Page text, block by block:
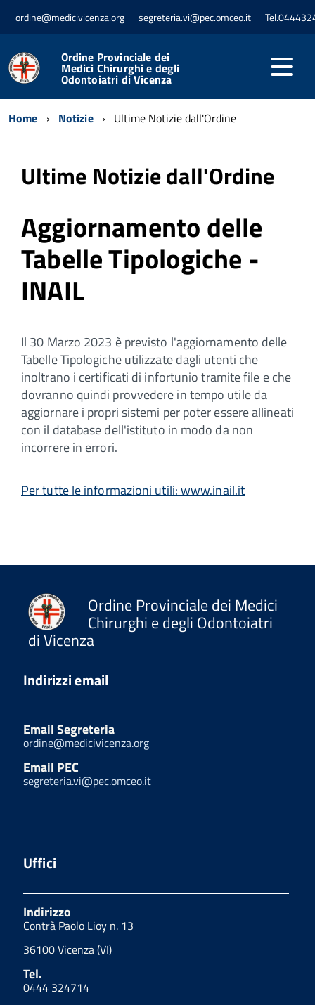
ordine@medicivicenza.org segreteria.vi@pec.omceo.it
Ordine Provinciale dei
Medici Chirurghi e degli
Odontoiatri di Vicenza
Home Notizie Ultime Notizie dall'Ordine
Ultime Notizie dall'Ordine
Aggiornamento delle
Tabelle Tipologiche -
INAIL
Il 30 Marzo 2023 è previsto l'aggiornamento delle
Tabelle Tipologiche utilizzate dagli utenti che
inoltrano i certificati di infortunio tramite file e che
dovranno quindi provvedere in tempo utile da
aggiornare i propri sistemi per poter essere allineati
con il database dell'istituto in modo da non
incorrere in errori.
Per tutte le informazioni utili: www.inail.it
Ordine Provinciale dei Medici
Chirurghi e degli Odontoiatri
di Vicenza
Indirizzi email
Email Segreteria
ordine@medicivicenza.org
Email PEC
segreteria.vi@pec.omceo.it
Uffici
Indirizzo
Contrà Paolo Lioy n. 13
36100 Vicenza (VI)
Tel.
0444 324714